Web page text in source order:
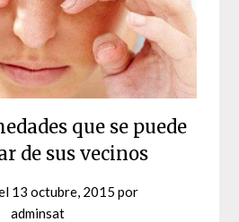
que se puede
de sus vecinos
13 octubre, 2015 por
adminsat